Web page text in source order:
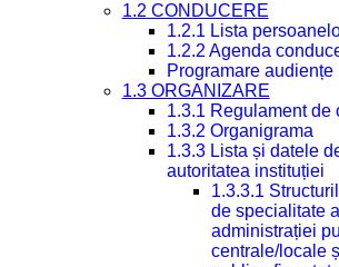
1.2 CONDUCERE
1.2.1 Lista
1.2.2 Agenda
Programare audiențe
1.3 ORGANIZARE
1.3.1 Regulament de
1.3.2 Organigrama
1.3.3 Lista și datele
autoritatea instituției
1.3.3.1
de specialitate
administrației
centrale/locale